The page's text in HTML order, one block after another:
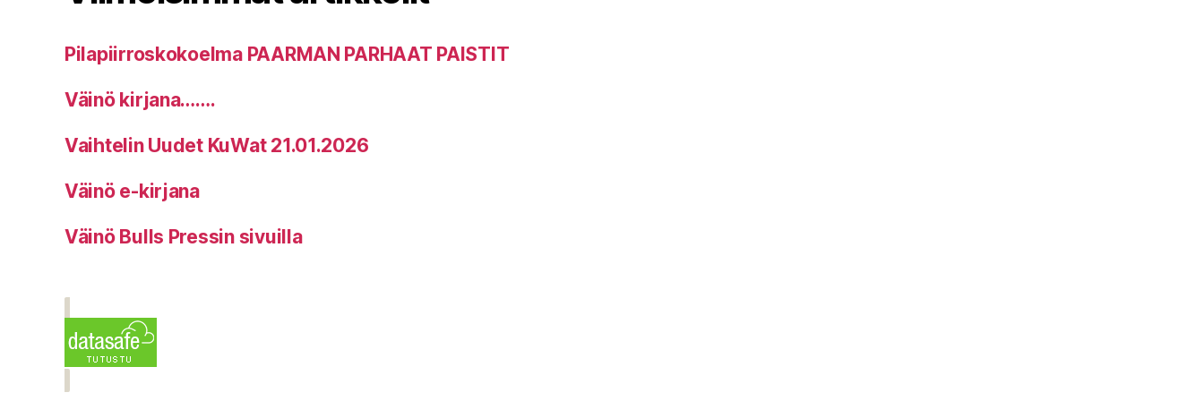
Pilapiirroskokoelma PAARMAN PARHAAT PAISTIT
Väinö kirjana…….
Vaihtelin Uudet KuWat 21.01.2026
Väinö e-kirjana
Väinö Bulls Pressin sivuilla